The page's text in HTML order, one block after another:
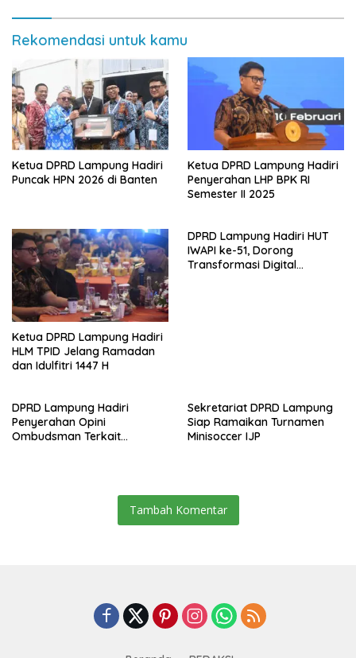
Rekomendasi untuk kamu
Ketua DPRD Lampung Hadiri
Puncak HPN 2026 di Banten
Ketua DPRD Lampung Hadiri
Penyerahan LHP BPK RI
Semester II 2025
Ketua DPRD Lampung Hadiri
HLM TPID Jelang Ramadan
dan Idulfitri 1447 H
DPRD Lampung Hadiri HUT
IWAPI ke-51, Dorong
Transformasi Digital
DPRD Lampung Hadiri
Penyerahan Opini
Ombudsman Terkait
Sekretariat DPRD Lampung
Siap Ramaikan Turnamen
Minisoccer IJP
Tambah Komentar